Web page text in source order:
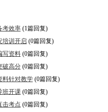
考效率(1篇回复)
培训开启 (0篇回复)
写资料(0篇回复)
破高分(0篇回复)
料针对教学(0篇回复)
班开课(0篇回复)
击考点 (0篇回复)